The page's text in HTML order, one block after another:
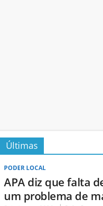
Últimas
PODER LOCAL
APA diz que falta
um problema de